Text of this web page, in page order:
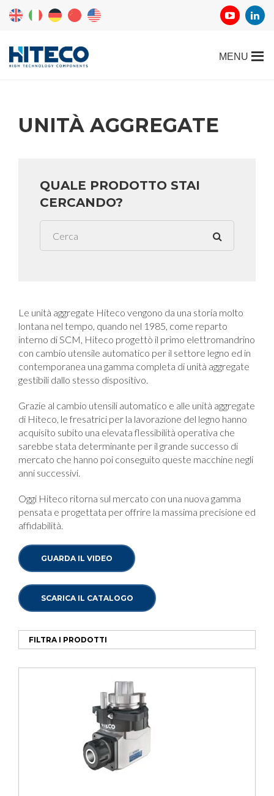
UNITÀ AGGREGATE
QUALE PRODOTTO STAI
CERCANDO?
Le unità aggregate Hiteco vengono da una storia molto
lontana nel tempo, quando nel 1985, come reparto
interno di SCM, Hiteco progettò il primo elettromandrino
con cambio utensile automatico per il settore legno ed in
contemporanea una gamma completa di unità aggregate
gestibili dallo stesso dispositivo.
Grazie al cambio utensili automatico e alle unità aggregate
di Hiteco, le fresatrici per la lavorazione del legno hanno
acquisito subito una elevata flessibilità operativa che
sarebbe stata determinante per il grande successo di
mercato che hanno poi conseguito queste macchine negli
anni successivi.
Oggi Hiteco ritorna sul mercato con una nuova gamma
pensata e progettata per offrire la massima precisione ed
affidabilità.
GUARDA IL VIDEO
SCARICA IL CATALOGO
FILTRA I PRODOTTI